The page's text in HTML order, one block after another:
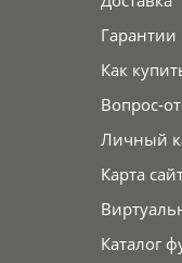
Гарантии
Как
Вопрос-
Личный
Карта
Каталог